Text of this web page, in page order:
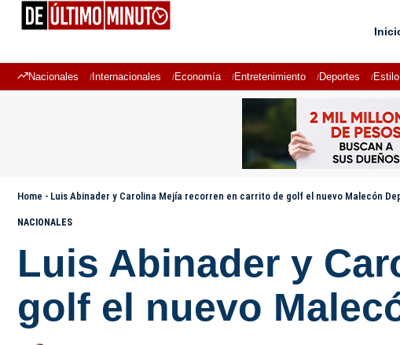
Nacionales Internacionales Economía Entretenimiento Deportes Estilo
Home - Luis Abinader y Carolina Mejía recorren en carrito de golf el nuevo Malecón
NACIONALES
Luis Abinader y
golf el nuevo